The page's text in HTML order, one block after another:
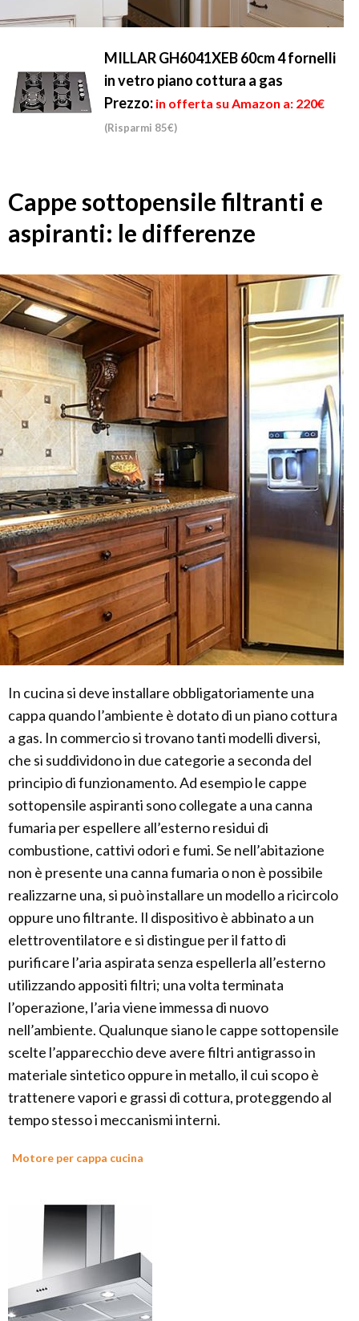
MILLAR GH6041XEB 60cm 4 fornelli
in vetro piano cottura a gas
Prezzo: in offerta su Amazon a: 220€
(Risparmi 85€)
Cappe sottopensile filtranti e
aspiranti: le differenze
In cucina si deve installare obbligatoriamente una
cappa quando l’ambiente è dotato di un piano cottura
a gas. In commercio si trovano tanti modelli diversi,
che si suddividono in due categorie a seconda del
principio di funzionamento. Ad esempio le cappe
sottopensile aspiranti sono collegate a una canna
fumaria per espellere all’esterno residui di
combustione, cattivi odori e fumi. Se nell’abitazione
non è presente una canna fumaria o non è possibile
realizzarne una, si può installare un modello a ricircolo
oppure uno filtrante. Il dispositivo è abbinato a un
elettroventilatore e si distingue per il fatto di
purificare l’aria aspirata senza espellerla all’esterno
utilizzando appositi filtri; una volta terminata
l’operazione, l’aria viene immessa di nuovo
nell’ambiente. Qualunque siano le cappe sottopensile
scelte l’apparecchio deve avere filtri antigrasso in
materiale sintetico oppure in metallo, il cui scopo è
trattenere vapori e grassi di cottura, proteggendo al
tempo stesso i meccanismi interni.
Motore per cappa cucina